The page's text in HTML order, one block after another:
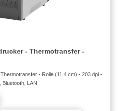
- Thermotransfer -
- Rolle (11,4 cm) - 203 dpi -
LAN